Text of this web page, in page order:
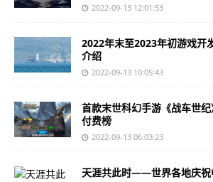
2022-09-13 12:01:53
2022年末至2023年初游戏开
介绍
2022-09-13 10:05:43
首款末世科幻手游《战车世
付费榜
2022-09-13 06:03:23
天涯共此时——世界各地庆祝